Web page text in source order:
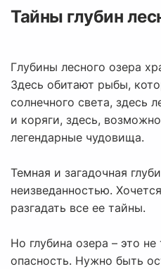
Тайны глубин
Глубины лесного озера
Здесь обитают рыбы,
солнечного света, здесь
и коряги, здесь,
легендарные чудовища.
Темная и загадочная
неизведанностью.
разгадать все ее тайны.
Но глубина озера – это
опасность. Нужно быть